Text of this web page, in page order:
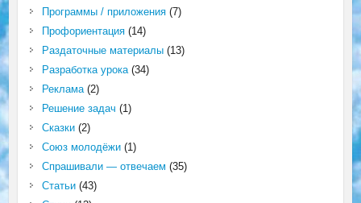
Программы / приложения(7)
Профориентация(14)
Раздаточные материалы(13)
Разработка урока(34)
Реклама(2)
Решение задач (1)
Сказки(2)
Союз молодёжи(1)
Спрашивали — отвечаем (35)
Статьи(43)